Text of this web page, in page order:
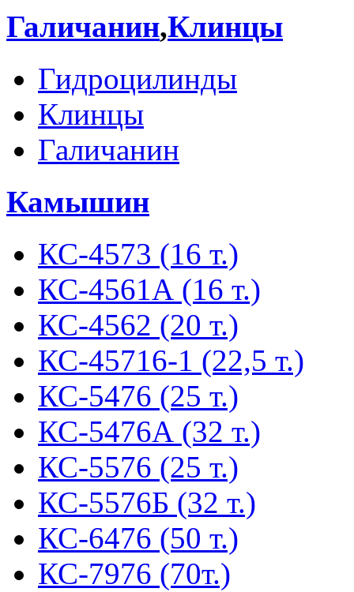
Галичанин,Клинцы
Гидроцилинды
Клинцы
Галичанин
Камышин
КС-4573 (16 т.)
КС-4561А (16 т.)
КС-4562 (20 т.)
КС-45716-1 (22,5 т.)
КС-5476 (25 т.)
КС-5476А (32 т.)
КС-5576 (25 т.)
КС-5576Б (32 т.)
КС-6476 (50 т.)
КС-7976 (70т.)